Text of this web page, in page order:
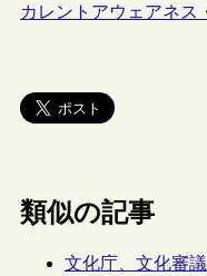
カレントアウェアネス
類似の記事
文化庁、文化審